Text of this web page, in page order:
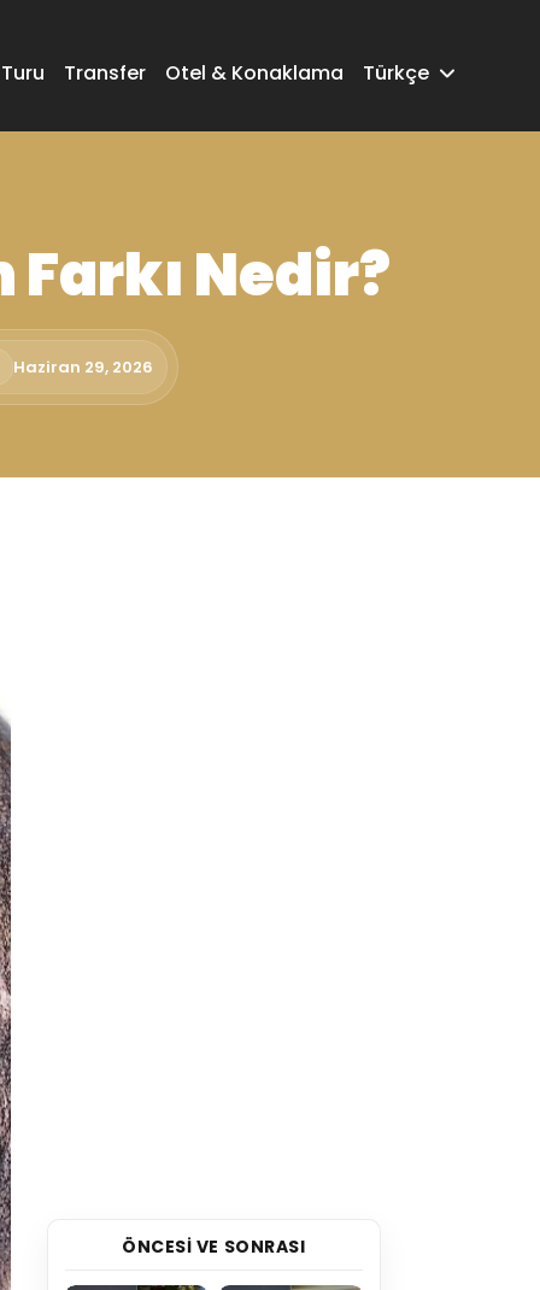
Transfer Otel & Konaklama Türkçe
Farkı Nedir?
Haziran 29, 2026
ÖNCESI VE SONRASI